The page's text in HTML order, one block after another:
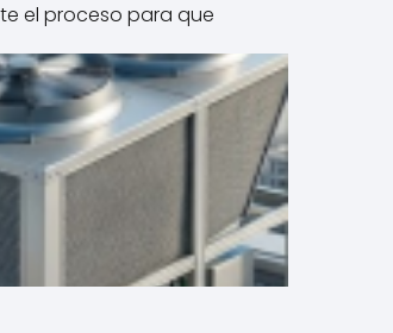
el proceso para que